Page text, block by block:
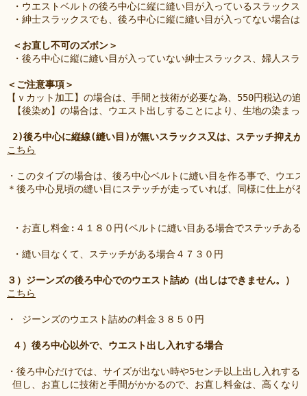
・ウエストベルトの後ろ中心に縦に縫い目が入っているスラック
・紳士スラックスでも、後ろ中心に縦に縫い目が入ってない場合
＜お直し不可のズボン＞
・後ろ中心に縦に縫い目が入っていない紳士スラックス、婦人ス
＜ご注意事項＞
【ｖカット加工】の場合は、手間と技術が必要な為、550円税込の
【後染め】の場合は、ウエスト出しすることにより、生地の染ま
2)後ろ中心に縦線(縫い目)が無いスラックス又は、ステッチ抑え
こちら
・このタイプの場合は、後ろ中心ベルトに縫い目を作る事で、ウエ
＊後ろ中心見頃の縫い目にステッチが走っていれば、同様に仕上が
・お直し料金:４１８０円(ベルトに縫い目ある場合でステッチあ
・縫い目なくて、ステッチがある場合４７３０円
３）ジーンズの後ろ中心でのウエスト詰め（出しはできません。）
こちら
・ ジーンズのウエスト詰めの料金３８５０円
４）後ろ中心以外で、ウエスト出し入れする場合
・後ろ中心だけでは、サイズが出ない時や5センチ以上出し入れす
但し、お直しに技術と手間がかかるので、お直し料金は、高くな